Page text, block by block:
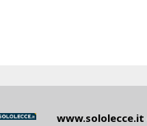
www.sololecce.it